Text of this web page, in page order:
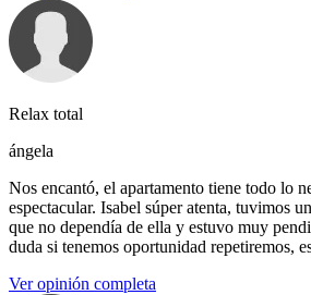
Relax total
ángela
Nos encantó, el apartamento tiene todo lo
espectacular. Isabel súper atenta, tuvimos
que no dependía de ella y estuvo muy
duda si tenemos oportunidad repetiremos,
Ver opinión completa